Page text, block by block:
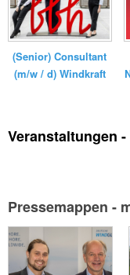
(Senior) Consultant
(m/w / d) Windkraft
Veranstaltungen
Pressemappen -